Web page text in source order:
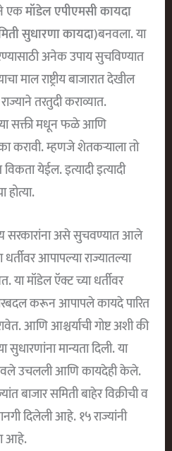
एकमॉडेल एपीएमसी कायदा
सुधारणा कायदा)बनवला. या
अनेक उपाय सुचविण्यात
माल राष्ट्रीय बाजारात देखील
तरतुदी कराव्यात.
सक्ती मधून फळे आणि
करावी. म्हणजे शेतकऱ्याला तो
येईल. इत्यादी इत्यादी
सरकारांना असे सुचवण्यात आले
धर्तीवर आपापल्या राज्यातल्या
या मॉडेल ऍक्ट च्या धर्तीवर
करून आपापले कायदे पारित
आणि आश्चर्याची गोष्ट अशी की
मान्यता दिली. या
उचलली आणि कायदेही केले.
बाजार समिती बाहेर विक्रीची व
दिलेली आहे. १५ राज्यांनी
आहे.